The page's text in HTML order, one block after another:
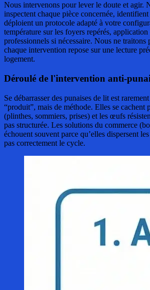
Nous intervenons pour lever le doute et agir.
inspectent chaque pièce concernée,
déploient un protocole adapté à votre
température sur les foyers repérés,
professionnels si nécessaire. Nous ne traitons
chaque intervention repose sur une lecture
logement.
Déroulé de l'intervention anti-
Se débarrasser des punaises de lit est
“produit”, mais de méthode. Elles se cachent
(plinthes, sommiers, prises) et les œufs
pas structurée. Les solutions du commerce
échouent souvent parce qu’elles dispersent
pas correctement le cycle.